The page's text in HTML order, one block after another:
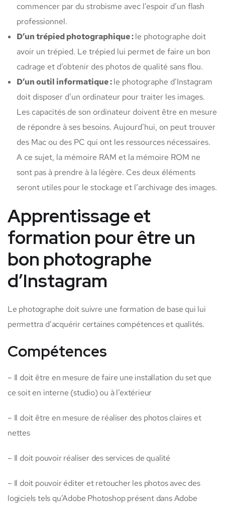
commencer par du strobisme avec l’espoir d’un flash
professionnel.
D’un trépied photographique :le photographe doit
avoir un trépied. Le trépied lui permet de faire un bon
cadrage et d’obtenir des photos de qualité sans flou.
D’un outil informatique :le photographe d’Instagram
doit disposer d’un ordinateur pour traiter les images.
Les capacités de son ordinateur doivent être en mesure
de répondre à ses besoins. Aujourd’hui, on peut trouver
des Mac ou des PC qui ont les ressources nécessaires.
A ce sujet, la mémoire RAM et la mémoire ROM ne
sont pas à prendre à la légère. Ces deux éléments
seront utiles pour le stockage et l’archivage des images.
Apprentissage et
formation pour être un
bon photographe
d’Instagram
Le photographe doit suivre une formation de base qui lui
permettra d’acquérir certaines compétences et qualités.
Compétences
– Il doit être en mesure de faire une installation du set que
ce soit en interne (studio) ou à l’extérieur
– Il doit être en mesure de réaliser des photos claires et
nettes
– Il doit pouvoir réaliser des services de qualité
– Il doit pouvoir éditer et retoucher les photos avec des
logiciels tels qu’Adobe Photoshop présent dans Adobe